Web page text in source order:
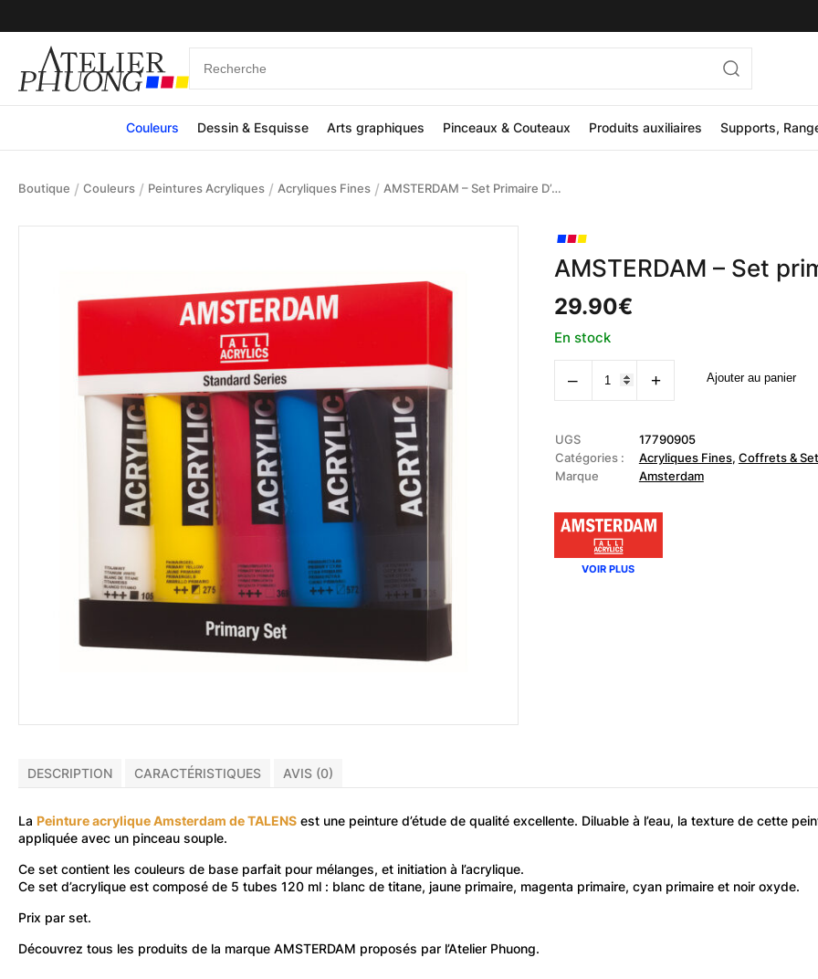
Couleurs Dessin & Esquisse Arts graphiques Pinceaux & Couteaux Produits auxiliaires Supports,
Boutique / Couleurs / Peintures Acryliques / Acryliques Fines / AMSTERDAM – Set Primaire D’acrylique
AMSTERDAM – Set
29.90€
En stock
‒
quantité
de
AMSTERDAM
primaire
d'acrylique
+ Ajouter au panier
UGS
17790905
Catégories :
Acryliques Fines, Coffrets &
Marque
Amsterdam
VOIR PLUS
DESCRIPTION CARACTÉRISTIQUES AVIS (0)
La Peinture acrylique Amsterdam de TALENS est une peinture d’étude de qualité excellente. Diluable à l’eau, la texture de cette
appliquée avec un pinceau souple.
Ce set contient les couleurs de base parfait pour mélanges, et initiation à l’acrylique.
Ce set d’acrylique est composé de 5 tubes 120 ml : blanc de titane, jaune primaire, magenta primaire, cyan primaire et noir oxyde.
Prix par set.
Découvrez tous les produits de la marque AMSTERDAM proposés par l’Atelier Phuong.